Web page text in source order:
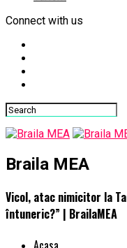
Connect with us
Braila MEA
Vicol, atac nimicitor la
întuneric?” | BrailaMEA